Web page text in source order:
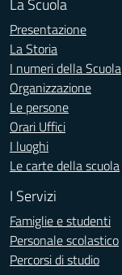
La Scuola
Presentazione
La Storia
I numeri della Scuola
Organizzazione
Le persone
Orari Uffici
I luoghi
Le carte della scuola
I Servizi
Famiglie e studenti
Personale scolastico
Percorsi di studio